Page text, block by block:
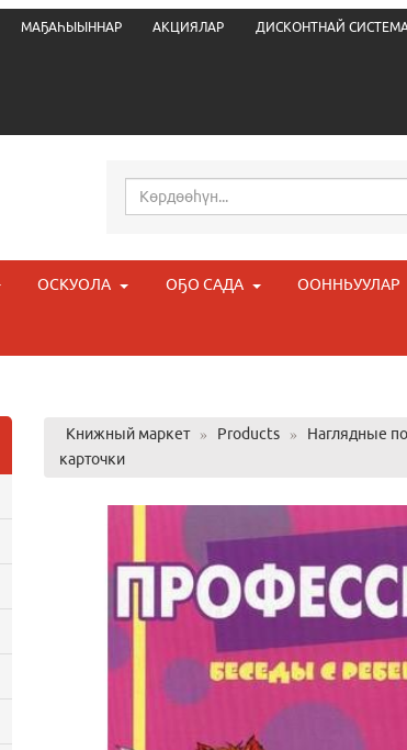
МАҔАҺЫЫННАР АКЦИЯЛАР ДИСКОНТНАЙ
ОСКУОЛА ОҔО САДА ООННЬУУЛАР
Книжный маркет » Products » Наглядные
карточки